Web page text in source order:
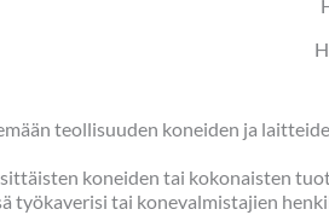
teollisuuden koneiden ja
koneiden tai kokonaisten
työkaverisi tai konevalmistajien